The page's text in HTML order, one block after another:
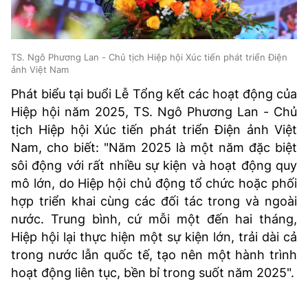
TS. Ngô Phương Lan - Chủ tịch Hiệp hội Xúc tiến phát triển Điện
ảnh Việt Nam
Phát biểu tại buổi Lễ Tổng kết các hoạt động của
Hiệp hội năm 2025, TS. Ngô Phương Lan - Chủ
tịch Hiệp hội Xúc tiến phát triển Điện ảnh Việt
Nam, cho biết: "Năm 2025 là một năm đặc biệt
sôi động với rất nhiều sự kiện và hoạt động quy
mô lớn, do Hiệp hội chủ động tổ chức hoặc phối
hợp triển khai cùng các đối tác trong và ngoài
nước. Trung bình, cứ mỗi một đến hai tháng,
Hiệp hội lại thực hiện một sự kiện lớn, trải dài cả
trong nước lẫn quốc tế, tạo nên một hành trình
hoạt động liên tục, bền bỉ trong suốt năm 2025".